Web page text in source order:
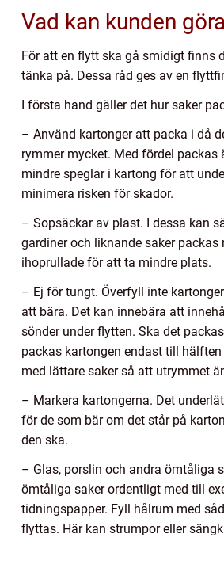
Vad kan kunden
För att en flytt ska gå smidigt finns
tänka på. Dessa råd ges av en
I första hand gäller det hur saker
– Använd kartonger att packa i då
rymmer mycket. Med fördel packas
mindre speglar i kartong för att
minimera risken för skador.
– Sopsäckar av plast. I dessa kan
gardiner och liknande saker packas
ihoprullade för att ta mindre plats.
– Ej för tungt. Överfyll inte
att bära. Det kan innebära att
sönder under flytten. Ska det
packas kartongen endast till
med lättare saker så att utrymmet
– Markera kartongerna. Det
för de som bär om det står på
den ska.
– Glas, porslin och andra ömtåliga
ömtåliga saker ordentligt med till
tidningspapper. Fyll hålrum med
flyttas. Här kan strumpor eller